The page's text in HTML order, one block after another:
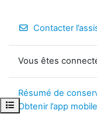
Ouvrir l’index du cours
Contacter
Vous êtes
Résumé de
Obtenir l’app mobile